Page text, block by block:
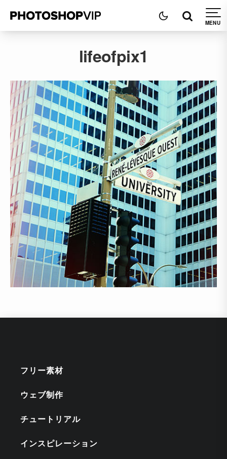
lifeofpix1
フリー素材
ウェブ制作
チュートリアル
インスピレーション